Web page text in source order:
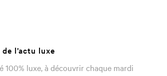
de l’actu luxe
100% luxe, à découvrir chaque mardi